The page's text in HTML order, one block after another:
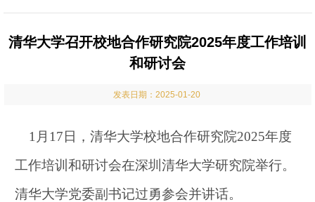
清华大学召开校地合作研究院2025年度工作培训
和研讨会
发表日期：2025-01-20
1月17日，清华大学校地合作研究院2025年度
工作培训和研讨会在深圳清华大学研究院举行。
清华大学党委副书记过勇参会并讲话。